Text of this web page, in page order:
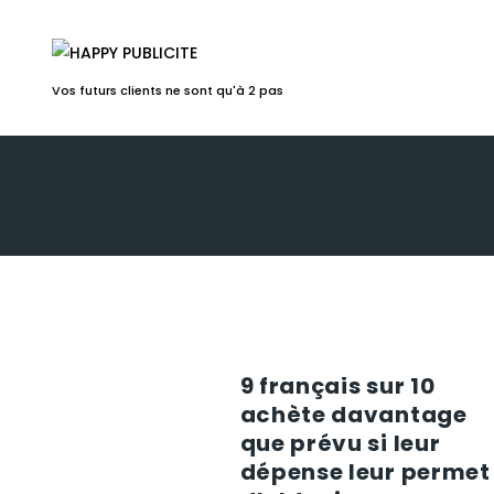
Vos futurs clients ne sont qu'à 2 pas
9 français sur 10
achète davantage
que prévu si leur
dépense leur permet